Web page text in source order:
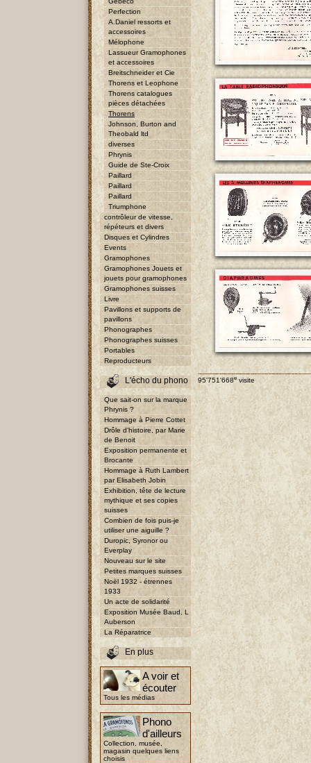
Perfection
A.Daniel ressorts et
accessoires
Mélophone
Lassueur Gramophones
et accessoires
Breitschneider et Cie
Thorens et Leophone
Thorens catalogues
pièces détachées
Thorens
Johnson, Burton and
Theobald ltd
diverses
Phrynis
Guide de Ste-Croix
Paillard
Paillard
Paillard
Triumphone
contrôleur de vitesse,
répéteurs et divers
Disques et Cylindres
Events
Gramophones
Gramophones Jouets et
jouets pour gramophones
Gramophones suisses
Livre
Pavillons et supports de
pavillons
Phonographes
Phonographes suisses
Portables
Reproducteurs
L'écho du phono
Que sait-on sur la marque
Phrynis ?
Hommage à Pierre Cottet
Drôle d'histoire, par Marie
de Benoit
Exposition permanente et
Brocante
Hommage à Ruth Lambert
par Elisabeth Jobin
Exhibition, tête de lecture
mythique et ses copies
suisses
Combien de fois puis-je
utiliser une aiguille ?
Duropic, Syronor ou
Everplay
Nouveau sur le site
Petites marques suisses
Noël 1932 - étrennes
1933
Un acte de solidarité
Exposition Musée Baud, L
Auberson
La Réparatrice
En plus
A voir et
écouter
Tous les médias
Phono
d'ailleurs
Collection, musée,
magasin quelques liens
choisis
95'751'668e visite